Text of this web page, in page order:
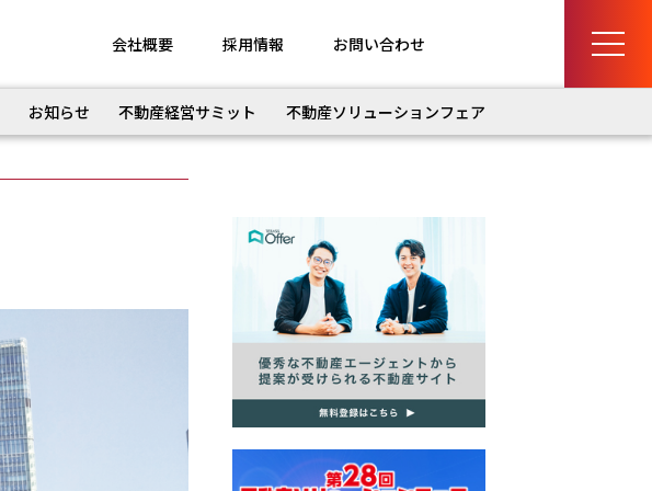
会社概要 採用情報 お問い合わせ
お知らせ 不動産経営サミット 不動産ソリューションフェア